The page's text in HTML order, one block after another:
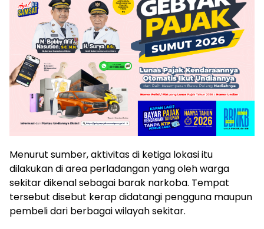
Menurut sumber, aktivitas di ketiga lokasi itu
dilakukan di area perladangan yang oleh warga
sekitar dikenal sebagai barak narkoba. Tempat
tersebut disebut kerap didatangi pengguna maupun
pembeli dari berbagai wilayah sekitar.